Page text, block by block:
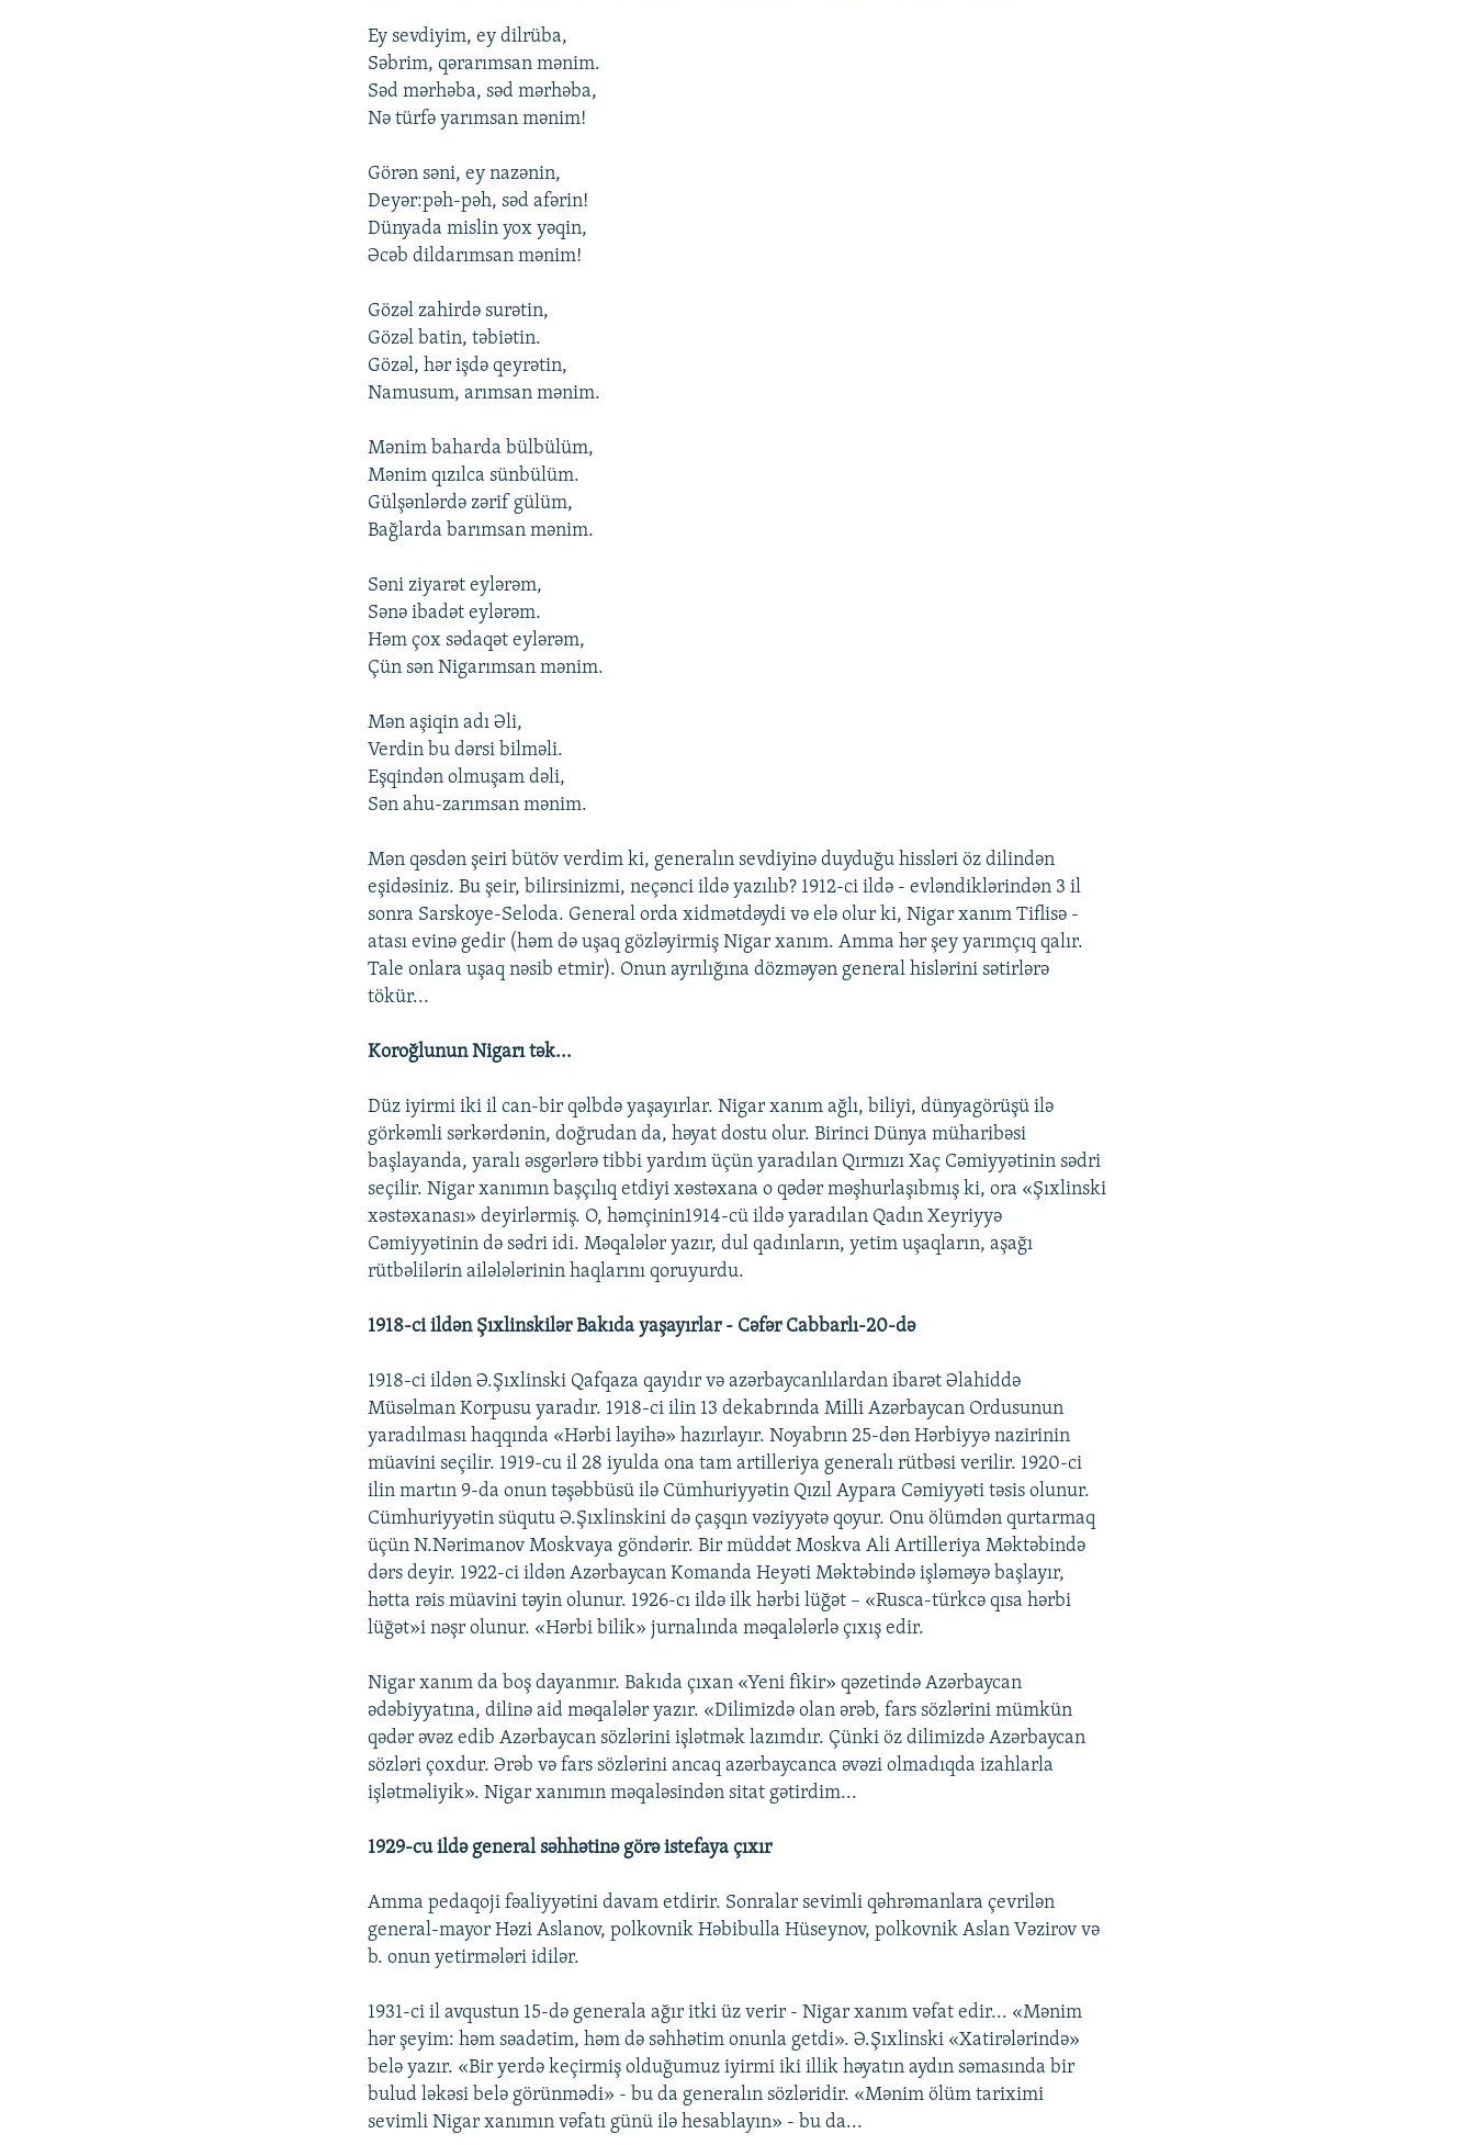
Ey sevdiyim, ey dilrüba,
Səbrim, qərarımsan mənim.
Səd mərhəba, səd mərhəba,
Nə türfə yarımsan mənim!
Görən səni, ey nazənin,
Deyər:pəh-pəh, səd afərin!
Dünyada mislin yox yəqin,
Əcəb dildarımsan mənim!
Gözəl zahirdə surətin,
Gözəl batin, təbiətin.
Gözəl, hər işdə qeyrətin,
Namusum, arımsan mənim.
Mənim baharda bülbülüm,
Mənim qızılca sünbülüm.
Gülşənlərdə zərif gülüm,
Bağlarda barımsan mənim.
Səni ziyarət eylərəm,
Sənə ibadət eylərəm.
Həm çox sədaqət eylərəm,
Çün sən Nigarımsan mənim.
Mən aşiqin adı Əli,
Verdin bu dərsi bilməli.
Eşqindən olmuşam dəli,
Sən ahu-zarımsan mənim.
Mən qəsdən şeiri bütöv verdim ki, generalın sevdiyinə duyduğu hissləri öz dilindən
eşidəsiniz. Bu şeir, bilirsinizmi, neçənci ildə yazılıb? 1912-ci ildə - evləndiklərindən 3 il
sonra Sarskoye-Seloda. General orda xidmətdəydi və elə olur ki, Nigar xanım Tiflisə -
atası evinə gedir (həm də uşaq gözləyirmiş Nigar xanım. Amma hər şey yarımçıq qalır.
Tale onlara uşaq nəsib etmir). Onun ayrılığına dözməyən general hislərini sətirlərə
tökür...
Koroğlunun Nigarı tək...
Düz iyirmi iki il can-bir qəlbdə yaşayırlar. Nigar xanım ağlı, biliyi, dünyagörüşü ilə
görkəmli sərkərdənin, doğrudan da, həyat dostu olur. Birinci Dünya müharibəsi
başlayanda, yaralı əsgərlərə tibbi yardım üçün yaradılan Qırmızı Xaç Cəmiyyətinin sədri
seçilir. Nigar xanımın başçılıq etdiyi xəstəxana o qədər məşhurlaşıbmış ki, ora «Şıxlinski
xəstəxanası» deyirlərmiş. O, həmçinin1914-cü ildə yaradılan Qadın Xeyriyyə
Cəmiyyətinin də sədri idi. Məqalələr yazır, dul qadınların, yetim uşaqların, aşağı
rütbəlilərin ailələlərinin haqlarını qoruyurdu.
1918-ci ildən Şıxlinskilər Bakıda yaşayırlar - Cəfər Cabbarlı-20-də
1918-ci ildən Ə.Şıxlinski Qafqaza qayıdır və azərbaycanlılardan ibarət Əlahiddə
Müsəlman Korpusu yaradır. 1918-ci ilin 13 dekabrında Milli Azərbaycan Ordusunun
yaradılması haqqında «Hərbi layihə» hazırlayır. Noyabrın 25-dən Hərbiyyə nazirinin
müavini seçilir. 1919-cu il 28 iyulda ona tam artilleriya generalı rütbəsi verilir. 1920-ci
ilin martın 9-da onun təşəbbüsü ilə Cümhuriyyətin Qızıl Aypara Cəmiyyəti təsis olunur.
Cümhuriyyətin süqutu Ə.Şıxlinskini də çaşqın vəziyyətə qoyur. Onu ölümdən qurtarmaq
üçün N.Nərimanov Moskvaya göndərir. Bir müddət Moskva Ali Artilleriya Məktəbində
dərs deyir. 1922-ci ildən Azərbaycan Komanda Heyəti Məktəbində işləməyə başlayır,
hətta rəis müavini təyin olunur. 1926-cı ildə ilk hərbi lüğət – «Rusca-türkcə qısa hərbi
lüğət»i nəşr olunur. «Hərbi bilik» jurnalında məqalələrlə çıxış edir.
Nigar xanım da boş dayanmır. Bakıda çıxan «Yeni fikir» qəzetində Azərbaycan
ədəbiyyatına, dilinə aid məqalələr yazır. «Dilimizdə olan ərəb, fars sözlərini mümkün
qədər əvəz edib Azərbaycan sözlərini işlətmək lazımdır. Çünki öz dilimizdə Azərbaycan
sözləri çoxdur. Ərəb və fars sözlərini ancaq azərbaycanca əvəzi olmadıqda izahlarla
işlətməliyik». Nigar xanımın məqaləsindən sitat gətirdim...
1929-cu ildə general səhhətinə görə istefaya çıxır
Amma pedaqoji fəaliyyətini davam etdirir. Sonralar sevimli qəhrəmanlara çevrilən
general-mayor Həzi Aslanov, polkovnik Həbibulla Hüseynov, polkovnik Aslan Vəzirov və
b. onun yetirmələri idilər.
1931-ci il avqustun 15-də generala ağır itki üz verir - Nigar xanım vəfat edir... «Mənim
hər şeyim: həm səadətim, həm də səhhətim onunla getdi». Ə.Şıxlinski «Xatirələrində»
belə yazır. «Bir yerdə keçirmiş olduğumuz iyirmi iki illik həyatın aydın səmasında bir
bulud ləkəsi belə görünmədi» - bu da generalın sözləridir. «Mənim ölüm tariximi
sevimli Nigar xanımın vəfatı günü ilə hesablayın» - bu da...